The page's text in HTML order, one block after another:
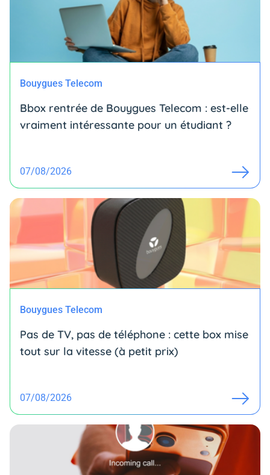
Bouygues Telecom
Bbox rentrée de Bouygues Telecom : est-elle
vraiment intéressante pour un étudiant ?
07/08/2026
Bouygues Telecom
Pas de TV, pas de téléphone : cette box mise
tout sur la vitesse (à petit prix)
07/08/2026